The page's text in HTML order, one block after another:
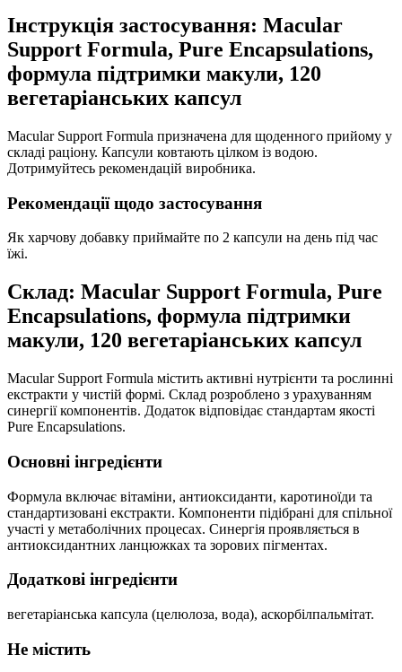
Інструкція застосування: Macular
Support Formula, Pure Encapsulations,
формула підтримки макули, 120
вегетаріанських капсул
Macular Support Formula призначена для щоденного прийому у
складі раціону. Капсули ковтають цілком із водою.
Дотримуйтесь рекомендацій виробника.
Рекомендації щодо застосування
Як харчову добавку приймайте по 2 капсули на день під час
їжі.
Склад: Macular Support Formula, Pure
Encapsulations, формула підтримки
макули, 120 вегетаріанських капсул
Macular Support Formula містить активні нутрієнти та рослинні
екстракти у чистій формі. Склад розроблено з урахуванням
синергії компонентів. Додаток відповідає стандартам якості
Pure Encapsulations.
Основні інгредієнти
Формула включає вітаміни, антиоксиданти, каротиноїди та
стандартизовані екстракти. Компоненти підібрані для спільної
участі у метаболічних процесах. Синергія проявляється в
антиоксидантних ланцюжках та зорових пігментах.
Додаткові інгредієнти
вегетаріанська капсула (целюлоза, вода), аскорбілпальмітат.
Не містить